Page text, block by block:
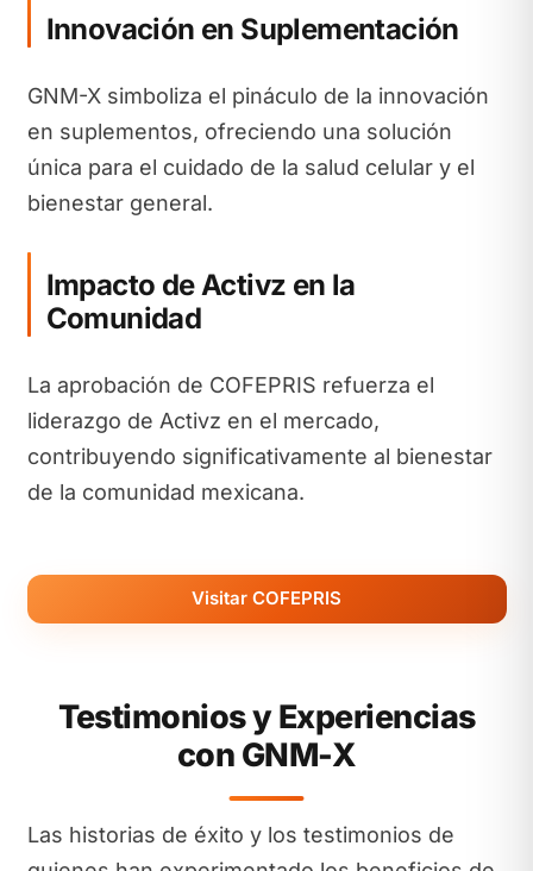
Innovación en Suplementación
GNM-X simboliza el pináculo de la innovación
en suplementos, ofreciendo una solución
única para el cuidado de la salud celular y el
bienestar general.
Impacto de Activz en la
Comunidad
La aprobación de COFEPRIS refuerza el
liderazgo de Activz en el mercado,
contribuyendo significativamente al bienestar
de la comunidad mexicana.
Visitar COFEPRIS
Testimonios y Experiencias
con GNM-X
Las historias de éxito y los testimonios de